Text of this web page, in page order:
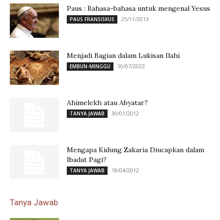
Paus : Bahasa-bahasa untuk mengenal Yesus
PAUS FRANSISKUS 25/11/2013
Menjadi Bagian dalam Lukisan Ilahi
EMBUN-MINGGU 10/07/2023
Ahimelekh atau Abyatar?
TANYA JAWAB 30/01/2012
Mengapa Kidung Zakaria Diucapkan dalam
Ibadat Pagi?
TANYA JAWAB 18/04/2012
Tanya Jawab